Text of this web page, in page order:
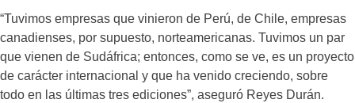
“Tuvimos empresas que vinieron de Perú, de Chile, empresas
canadienses, por supuesto, norteamericanas. Tuvimos un par
que vienen de Sudáfrica; entonces, como se ve, es un proyecto
de carácter internacional y que ha venido creciendo, sobre
todo en las últimas tres ediciones”, aseguró Reyes Durán.